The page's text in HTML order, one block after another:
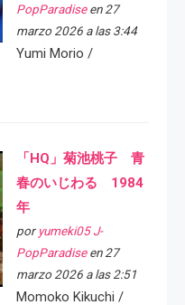
PopParadiseen 27
marzo 2026 a las 3:44
Yumi Morio /
「HQ」菊池桃子 青
春のいじわる 1984
年
por yumeki05 J-
PopParadiseen 27
marzo 2026 a las 2:51
Momoko Kikuchi /